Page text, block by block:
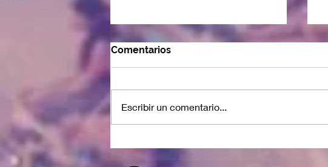
Comentarios
Escribir un comentario...